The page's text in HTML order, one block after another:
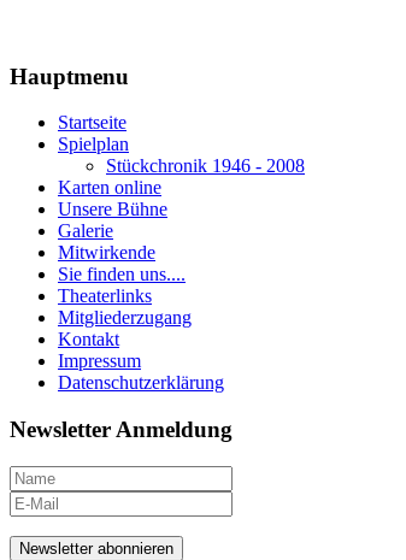
Hauptmenu
Startseite
Spielplan
Stückchronik 1946 - 2008
Karten online
Unsere Bühne
Galerie
Mitwirkende
Sie finden uns....
Theaterlinks
Mitgliederzugang
Kontakt
Impressum
Datenschutzerklärung
Newsletter Anmeldung
Newsletter abonnieren